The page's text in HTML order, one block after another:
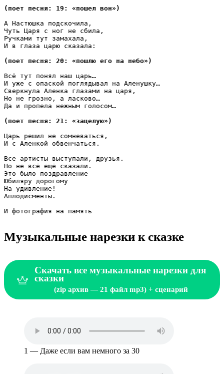
(поет песня: 19: «пошел вон»)
А Настюшка подскочила,
Чуть Царя с ног не сбила,
Ручками тут замахала,
И в глаза царю сказала:
(поет песня: 20: «пошлю его на небо»)
Всё тут понял наш царь…
И уже с опаской поглядывал на Аленушку…
Сверкнула Аленка глазами на царя,
Но не грозно, а ласково…
Да и пропела нежным голосом…
(поет песня: 21: «зацелую»)
Царь решил не сомневаться,
И с Аленкой обвенчаться.
Все артисты выступали, друзья.
Но не всё ещё сказали.
Это было поздравление
Юбиляру дорогому
На удивление!
Аплодисменты.
И фотография на память
Музыкальные нарезки к сказке
Скачать все музыкальные нарезки для
сказки
(zip архив — 21 файл mp3) + сценарий
1 — Даже если вам немного за 30